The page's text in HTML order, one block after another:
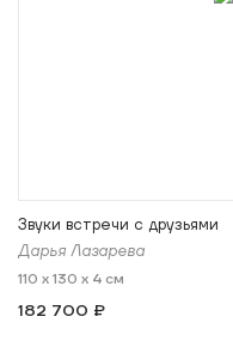
Звуки встречи с друзьями
Дарья Лазарева
110 x 130 x 4 см
182 700 ₽